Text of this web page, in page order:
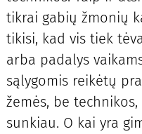
tikrai gabių žmonių
tikisi, kad vis tiek
arba padalys
sąlygomis reikėtų
žemės, be
sunkiau. O kai yra